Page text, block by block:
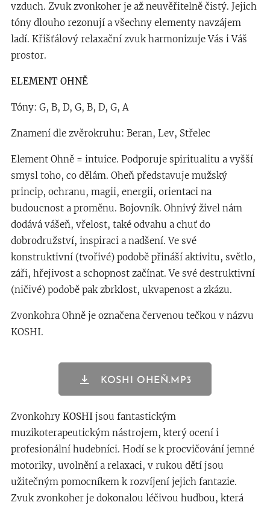
vzduch. Zvuk zvonkoher je až neuvěřitelně čistý. Jejich
tóny dlouho rezonují a všechny elementy navzájem
ladí. Křišťálový relaxační zvuk harmonizuje Vás i Váš
prostor.
ELEMENT OHNĚ
Tóny: G, B, D, G, B, D, G, A
Znamení dle zvěrokruhu: Beran, Lev, Střelec
Element Ohně = intuice. Podporuje spiritualitu a vyšší
smysl toho, co dělám. Oheň představuje mužský
princip, ochranu, magii, energii, orientaci na
budoucnost a proměnu. Bojovník. Ohnivý živel nám
dodává vášeň, vřelost, také odvahu a chuť do
dobrodružství, inspiraci a nadšení. Ve své
konstruktivní (tvořivé) podobě přináší aktivitu, světlo,
záři, hřejivost a schopnost začínat. Ve své destruktivní
(ničivé) podobě pak zbrklost, ukvapenost a zkázu.
Zvonkohra Ohně je označena červenou tečkou v názvu
KOSHI.
KOSHI OHEŇ.MP3
Zvonkohry KOSHI jsou fantastickým
muzikoterapeutickým nástrojem, který ocení i
profesionální hudebníci. Hodí se k procvičování jemné
motoriky, uvolnění a relaxaci, v rukou dětí jsou
užitečným pomocníkem k rozvíjení jejich fantazie.
Zvuk zvonkoher je dokonalou léčivou hudbou, která